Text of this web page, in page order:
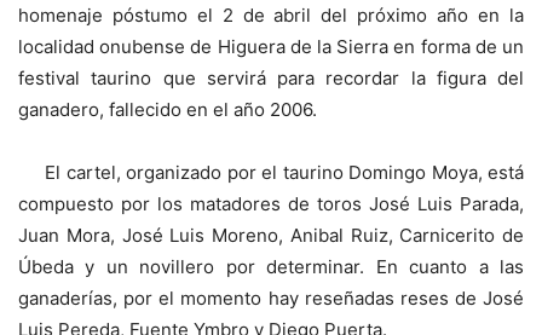
homenaje póstumo el 2 de abril del próximo año en la
localidad onubense de Higuera de la Sierra en forma de un
festival taurino que servirá para recordar la figura del
ganadero, fallecido en el año 2006.
El cartel, organizado por el taurino Domingo Moya, está
compuesto por los matadores de toros José Luis Parada,
Juan Mora, José Luis Moreno, Anibal Ruiz, Carnicerito de
Úbeda y un novillero por determinar. En cuanto a las
ganaderías, por el momento hay reseñadas reses de José
Luis Pereda, Fuente Ymbro y Diego Puerta.